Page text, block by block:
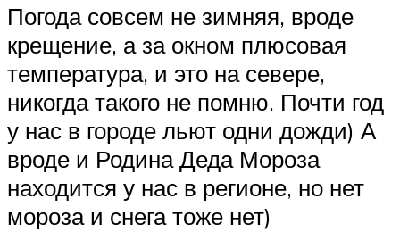
Погода совсем не зимняя, вроде
крещение, а за окном плюсовая
температура, и это на севере,
никогда такого не помню. Почти год
у нас в городе льют одни дожди) А
вроде и Родина Деда Мороза
находится у нас в регионе, но нет
мороза и снега тоже нет)